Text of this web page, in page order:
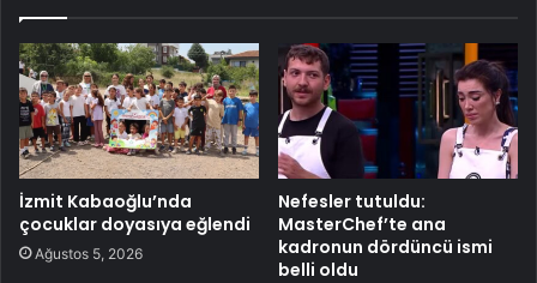
İzmit Kabaoğlu’nda
çocuklar doyasıya eğlendi
Ağustos 5, 2026
Nefesler tutuldu:
MasterChef’te ana
kadronun dördüncü ismi
belli oldu